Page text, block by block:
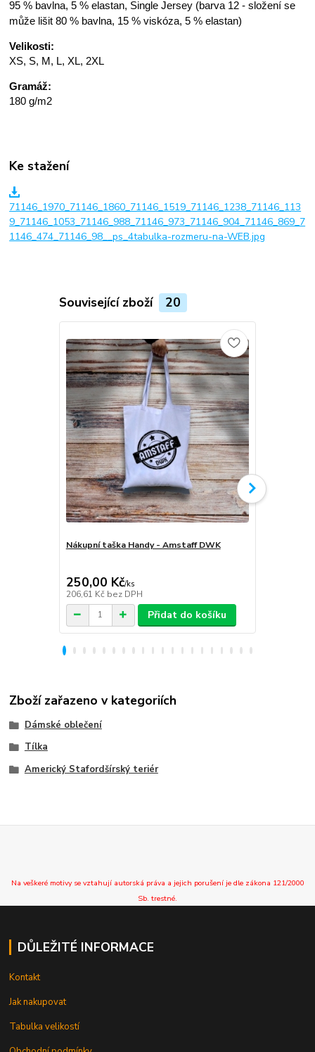
95 % bavlna, 5 % elastan, Single Jersey (barva 12 - složení se
může lišit 80 % bavlna, 15 % viskóza, 5 % elastan)
Velikosti:
XS, S, M, L, XL, 2XL
Gramáž:
180 g/m2
Ke stažení
71146_1970_71146_1860_71146_1519_71146_1238_71146_113
9_71146_1053_71146_988_71146_973_71146_904_71146_869_7
1146_474_71146_98__ps_4tabulka-rozmeru-na-WEB.jpg
Související zboží 20
Nákupní taška Handy - Amstaff DWK
250,00 Kč/ks
206,61 Kč bez DPH
Přidat do košíku
Zboží zařazeno v kategoriích
Dámské oblečení
Tílka
Americký Stafordšírský teriér
Na veškeré motivy se vztahují autorská práva a jejich porušení je dle zákona 121/2000
Sb. trestné.
DŮLEŽITÉ INFORMACE
Kontakt
Jak nakupovat
Tabulka velikostí